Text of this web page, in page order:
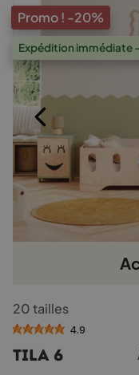
choisies
sur
la
page
du
produit
Promo ! -20%
Expédition immédiate
produit
a
variations.
20 tailles
4.9
TILA 6